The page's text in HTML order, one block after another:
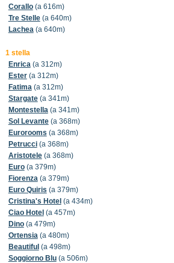
Corallo(a 616m)
Tre Stelle(a 640m)
Lachea(a 640m)
1 stella
Enrica(a 312m)
Ester(a 312m)
Fatima(a 312m)
Stargate(a 341m)
Montestella(a 341m)
Sol Levante(a 368m)
Eurorooms (a 368m)
Petrucci(a 368m)
Aristotele(a 368m)
Euro(a 379m)
Fiorenza(a 379m)
Euro Quiris (a 379m)
Cristina's Hotel (a 434m)
Ciao Hotel (a 457m)
Dino(a 479m)
Ortensia(a 480m)
Beautiful (a 498m)
Soggiorno Blu(a 506m)